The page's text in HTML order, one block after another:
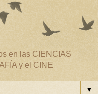
en las CIENCIAS
y el CINE
▼